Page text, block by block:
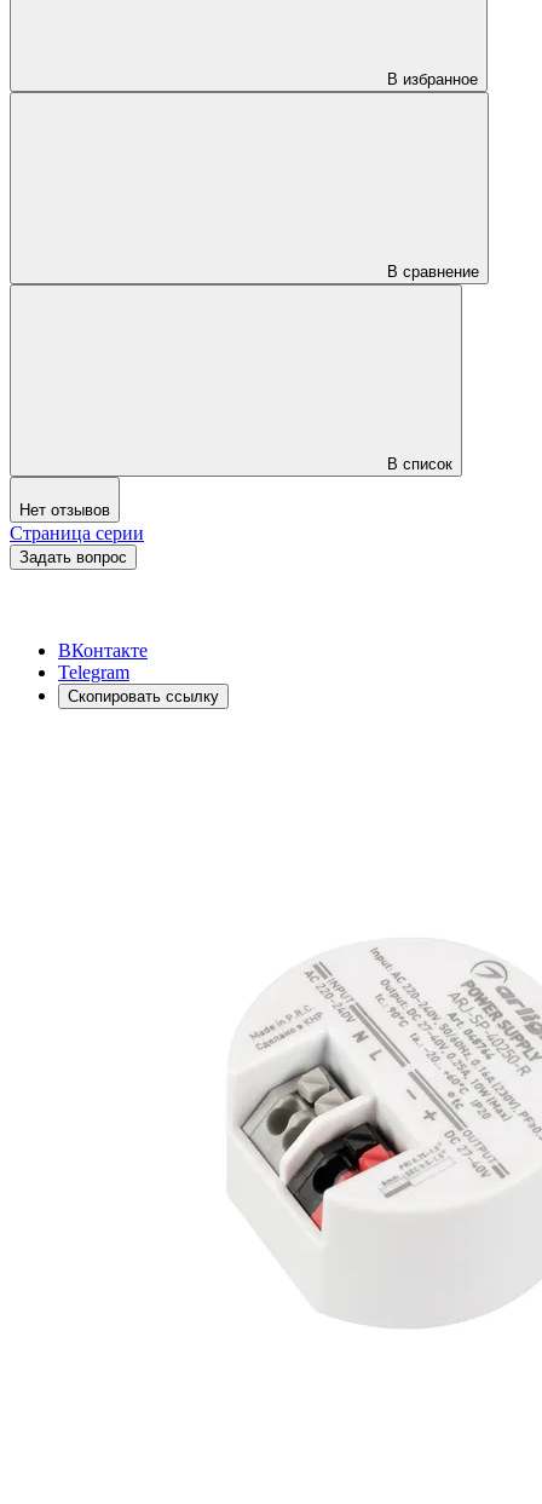
В избранное
В сравнение
В список
Нет отзывов
Страница серии
Задать вопрос
ВКонтакте
Telegram
Скопировать ссылку